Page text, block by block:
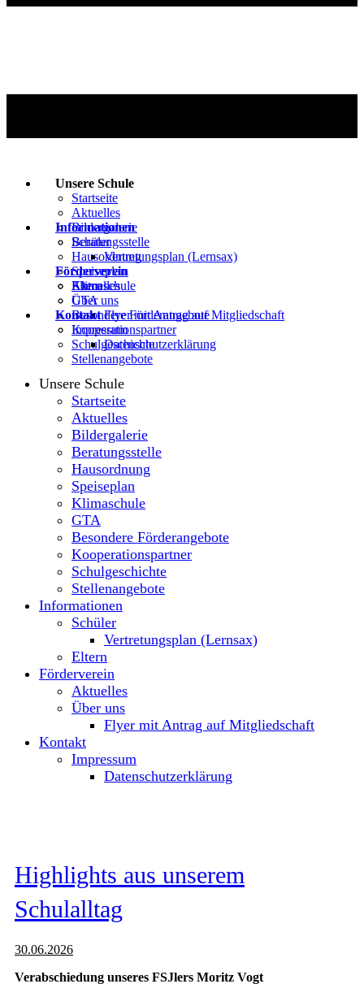
Unsere Schule
Startseite
Aktuelles
Bildergalerie
Beratungsstelle
Hausordnung
Speiseplan
Klimaschule
GTA
Besondere Förderangebote
Kooperationspartner
Schulgeschichte
Stellenangebote
Informationen
Schüler
Vertretungsplan (Lernsax)
Eltern
Förderverein
Aktuelles
Über uns
Flyer mit Antrag auf Mitgliedschaft
Kontakt
Impressum
Datenschutzerklärung
Unsere Schule
Startseite
Aktuelles
Bildergalerie
Beratungsstelle
Hausordnung
Speiseplan
Klimaschule
GTA
Besondere Förderangebote
Kooperationspartner
Schulgeschichte
Stellenangebote
Informationen
Schüler
Vertretungsplan (Lernsax)
Eltern
Förderverein
Aktuelles
Über uns
Flyer mit Antrag auf Mitgliedschaft
Kontakt
Impressum
Datenschutzerklärung
Highlights aus unserem
Schulalltag
30.06.2026
Verabschiedung unseres FSJlers Moritz Vogt